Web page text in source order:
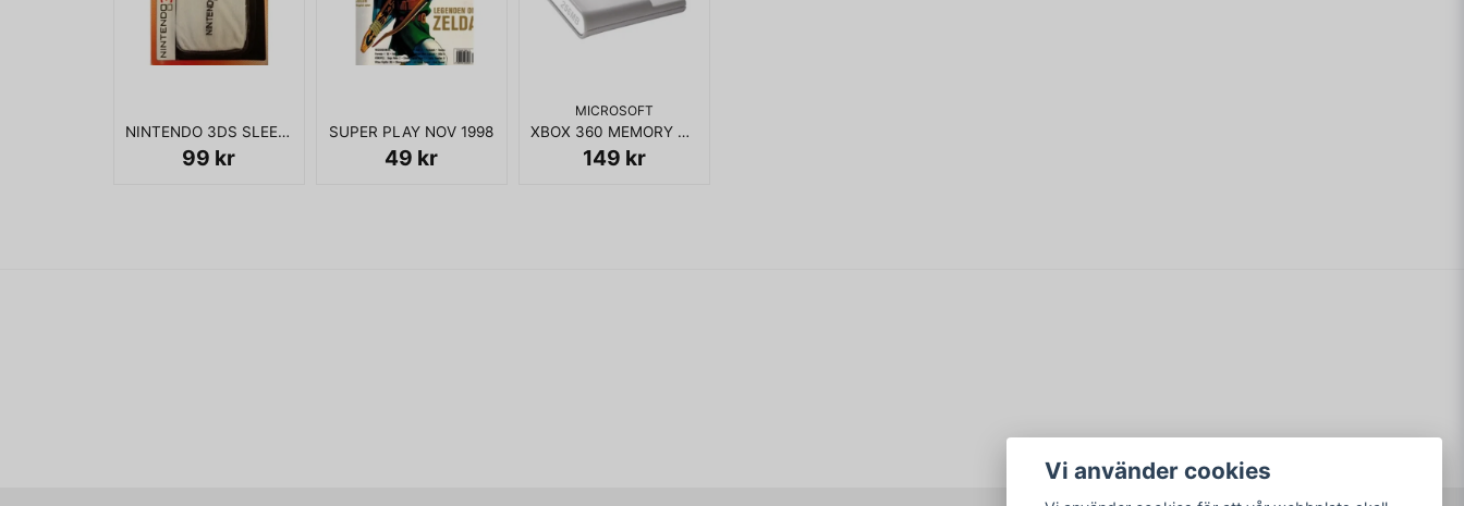
NINTENDO 3DS SLEEVE
99 kr
SUPER PLAY NOV 1998
49 kr
MICROSOFT
XBOX 360 MEMORY UNIT 256MB
149 kr
Vi använder cookies